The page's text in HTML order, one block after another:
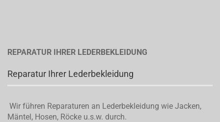
REPARATUR IHRER LEDERBEKLEIDUNG
Reparatur Ihrer Lederbekleidung
Wir führen Reparaturen an Lederbekleidung wie Jacken,
Mäntel, Hosen, Röcke u.s.w. durch.